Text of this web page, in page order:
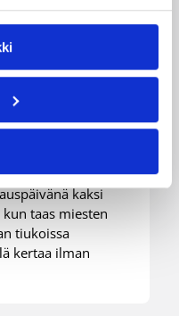
3×3-
Nordic Cup
kaksi
taas miesten
tiukoissa
kertaa ilman